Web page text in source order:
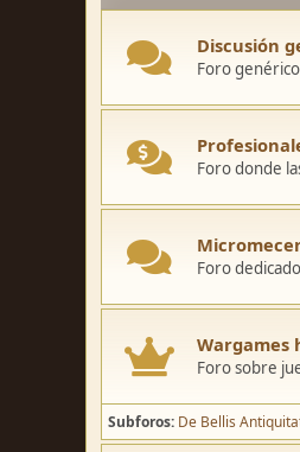
Discusión
Foro
Foro donde
Foro
Wargames
Foro sobre
Subforos De Bellis